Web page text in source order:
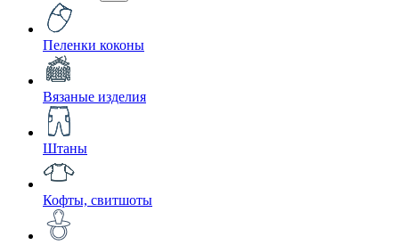
Пеленки коконы
Вязаные изделия
Штаны
Кофты, свитшоты